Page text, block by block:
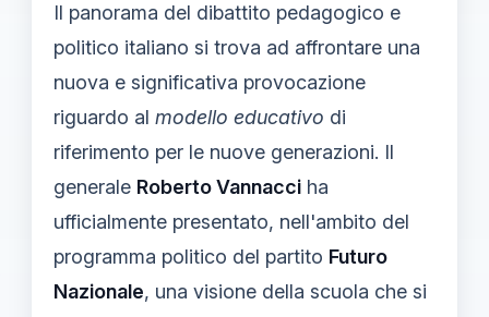
Il panorama del dibattito pedagogico e
politico italiano si trova ad affrontare una
nuova e significativa provocazione
riguardo al modello educativo di
riferimento per le nuove generazioni. Il
generale Roberto Vannacci ha
ufficialmente presentato, nell'ambito del
programma politico del partito Futuro
Nazionale, una visione della scuola che si